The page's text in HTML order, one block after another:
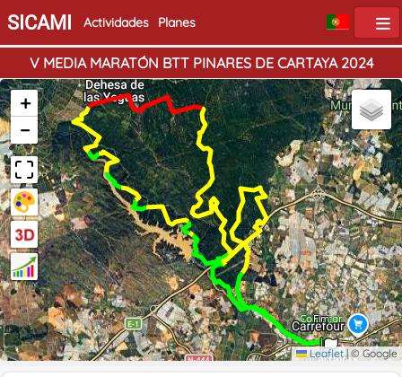
SICAMI Actividades Planes
V MEDIA MARATÓN BTT PINARES DE CARTAYA 2024
Começar
Fim
+
−
Leaflet |© Google